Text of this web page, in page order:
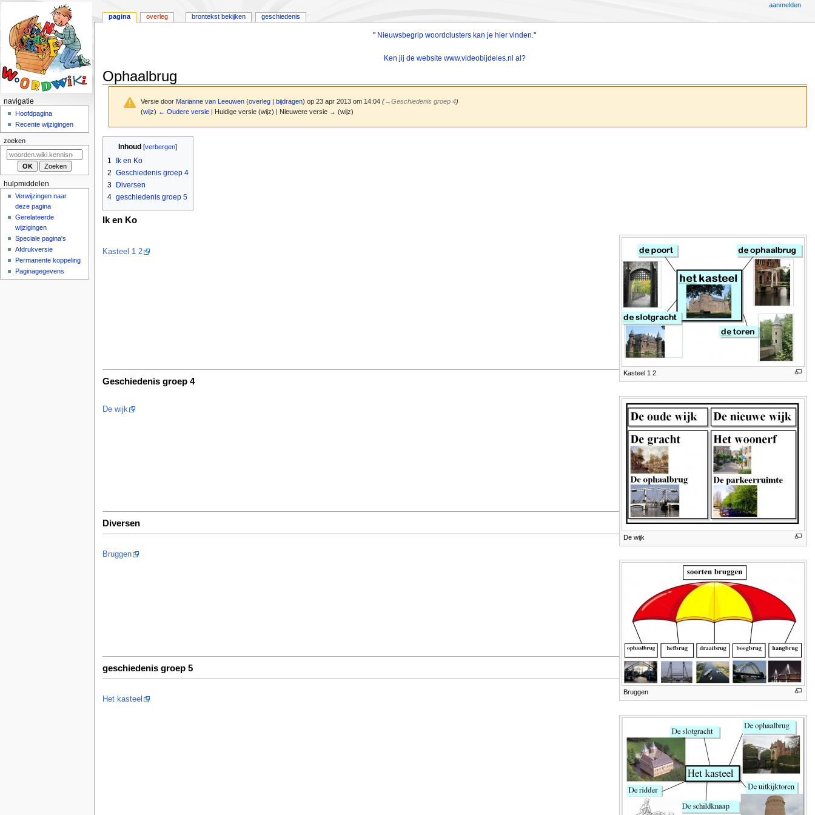
" Nieuwsbegrip woordclusters kan je hier vinden."
Ken jij de website www.videobijdeles.nl al?
Ophaalbrug
Versie door Marianne van Leeuwen (overleg bijdragen) op 23 apr 2013 om 14:04(→Geschiedenis groep 4)
(wijz) ← Oudere versie | Huidige versie (wijz) | Nieuwere versie → (wijz)
springen
springen
Inhoud
1
Ik en Ko
2 Geschiedenis groep 4
3
Diversen
4 geschiedenis groep 5
Ik en Ko
Kasteel 1 2
Kasteel 1 2
Geschiedenis groep 4
De wijk
De wijk
Diversen
Bruggen
Bruggen
geschiedenis groep 5
Het kasteel
N
v
i
m
pagina overleg brontekst bekijken geschiedenis
aanmelden
navigatie
Hoofdpagina
Recente wijzigingen
zoeken
hulpmiddelen
Verwijzingen naar
deze pagina
Gerelateerde
wijzigingen
Speciale pagina's
Afdrukversie
Permanente koppeling
Paginagegevens